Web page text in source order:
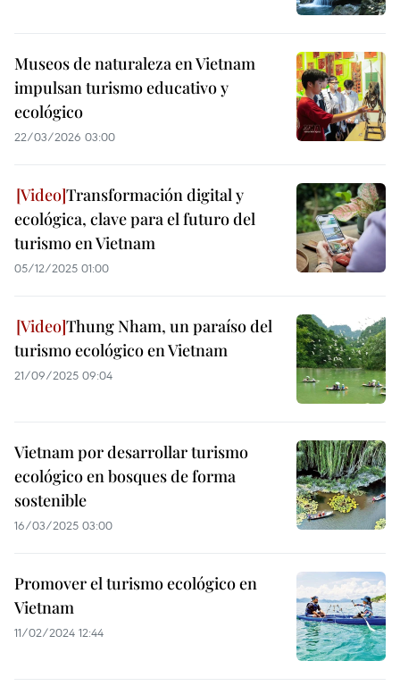
Museos de naturaleza en Vietnam
impulsan turismo educativo y
ecológico
22/03/2026 03:00
Transformación digital y
ecológica, clave para el futuro del
turismo en Vietnam
05/12/2025 01:00
Thung Nham, un paraíso del
turismo ecológico en Vietnam
21/09/2025 09:04
Vietnam por desarrollar turismo
ecológico en bosques de forma
sostenible
16/03/2025 03:00
Promover el turismo ecológico en
Vietnam
11/02/2024 12:44